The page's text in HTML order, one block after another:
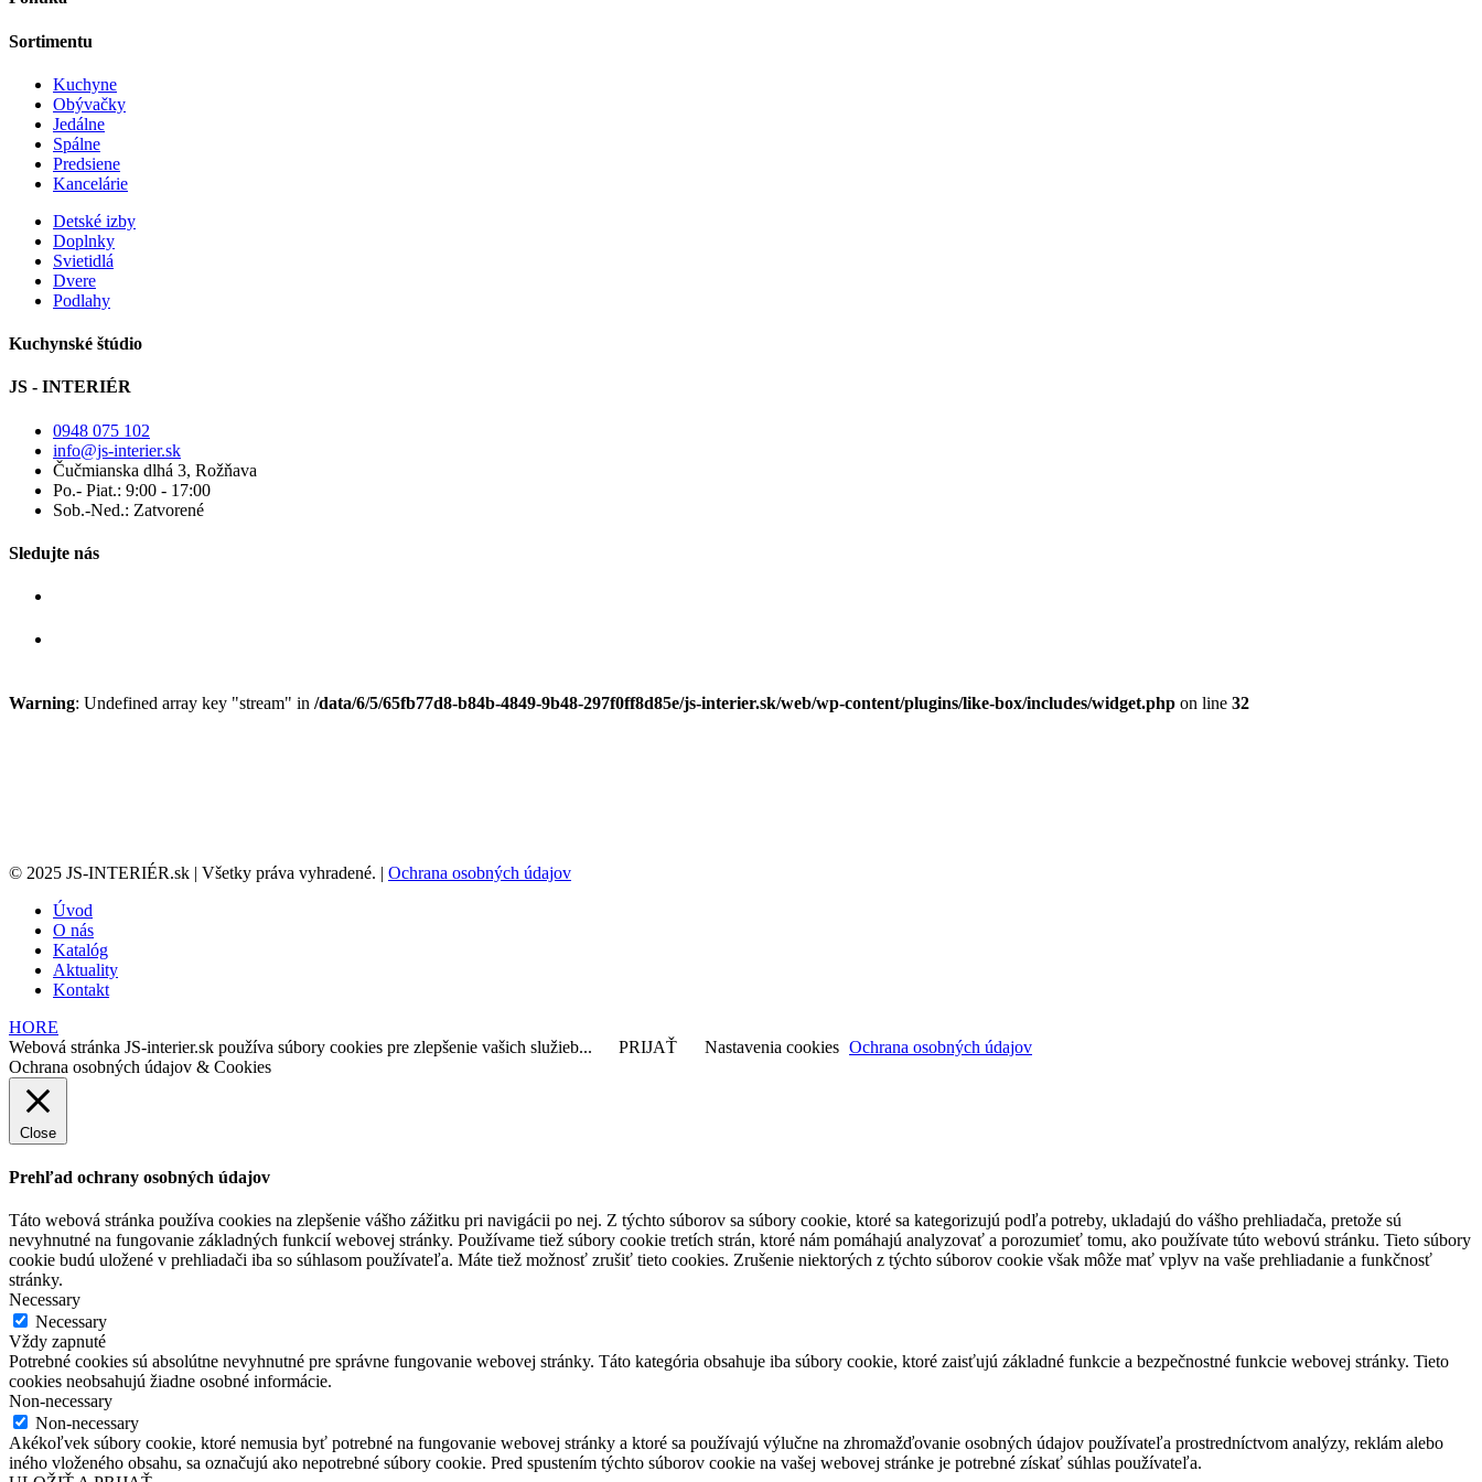
Sortimentu
Kuchyne
Obývačky
Jedálne
Spálne
Predsiene
Kancelárie
Detské izby
Doplnky
Svietidlá
Dvere
Podlahy
Kuchynské štúdio
JS - INTERIÉR
0948 075 102
info@js-interier.sk
Čučmianska dlhá 3, Rožňava
Po.- Piat.: 9:00 - 17:00
Sob.-Ned.: Zatvorené
Sledujte nás
Warning: Undefined array key "stream" in /data/6/5/65fb77d8-b84b-4849-9b48-297f0ff8d85e/js-interier.sk/web/wp-content/plugins/like-box/includes/widget.php on line 32
© 2025 JS-INTERIÉR.sk | Všetky práva vyhradené. | Ochrana osobných údajov
Úvod
O nás
Katalóg
Aktuality
Kontakt
HORE
Webová stránka JS-interier.sk používa súbory cookies pre zlepšenie vašich služieb...
PRIJAŤ Nastavenia cookies Ochrana osobných údajov
Ochrana osobných údajov & Cookies
Close
Prehľad ochrany osobných údajov
Táto webová stránka používa cookies na zlepšenie vášho zážitku pri navigácii po nej. Z týchto súborov sa súbory cookie, ktoré sa kategorizujú podľa potreby, ukladajú do vášho prehliadača, pretože sú
nevyhnutné na fungovanie základných funkcií webovej stránky. Používame tiež súbory cookie tretích strán, ktoré nám pomáhajú analyzovať a porozumieť tomu, ako používate túto webovú stránku. Tieto súbory
cookie budú uložené v prehliadači iba so súhlasom používateľa. Máte tiež možnosť zrušiť tieto cookies. Zrušenie niektorých z týchto súborov cookie však môže mať vplyv na vaše prehliadanie a funkčnosť
stránky.
Necessary
Necessary
Vždy zapnuté
Potrebné cookies sú absolútne nevyhnutné pre správne fungovanie webovej stránky. Táto kategória obsahuje iba súbory cookie, ktoré zaisťujú základné funkcie a bezpečnostné funkcie webovej stránky. Tieto
cookies neobsahujú žiadne osobné informácie.
Non-necessary
Non-necessary
Akékoľvek súbory cookie, ktoré nemusia byť potrebné na fungovanie webovej stránky a ktoré sa používajú výlučne na zhromažďovanie osobných údajov používateľa prostredníctvom analýzy, reklám alebo
iného vloženého obsahu, sa označujú ako nepotrebné súbory cookie. Pred spustením týchto súborov cookie na vašej webovej stránke je potrebné získať súhlas používateľa.